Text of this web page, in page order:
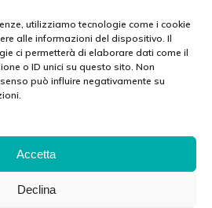
utilizziamo tecnologie come i cookie
alle informazioni del dispositivo. Il
ci permetterà di elaborare dati come il
o ID unici su questo sito. Non
può influire negativamente su
Accetta
Declina
Policy (EU)
Policy